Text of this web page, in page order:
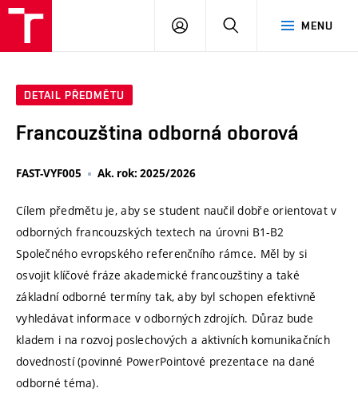
MENU
PŘIHLÁSIT
DETAIL PŘEDMĚTU
Francouzština odborná oborová
FAST-VYF005 Ak. rok: 2025/2026
Cílem předmětu je, aby se student naučil dobře orientovat v
odborných francouzských textech na úrovni B1-B2
Společného evropského referenčního rámce. Měl by si
osvojit klíčové fráze akademické francouzštiny a také
základní odborné termíny tak, aby byl schopen efektivně
vyhledávat informace v odborných zdrojích. Důraz bude
kladem i na rozvoj poslechových a aktivních komunikačních
dovedností (povinné PowerPointové prezentace na dané
odborné téma).